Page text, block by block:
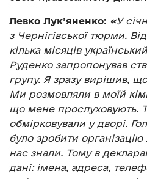
Левко Лук’яненко: «У
з Чернігівської тюрми.
кілька місяців
Руденко запропонував
групу. Я зразу вирішив,
Ми розмовляли в моїй
що мене прослуховують.
обмірковували у дворі.
було зробити
нас знали. Тому в
дані: імена, адреса,